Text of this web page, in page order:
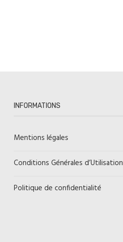
INFORMATIONS
Mentions légales
Conditions Générales d’Utilisation
Politique de confidentialité